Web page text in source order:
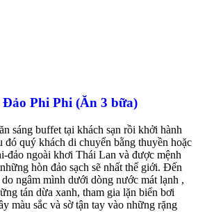
Phi Phi (Ăn 3 bữa)
sáng buffet tại khách sạn rồi khởi hành
đó quý khách di chuyển bằng thuyền hoặc
đảo ngoài khơi Thái Lan và được mệnh
hòn đảo sạch sẽ nhất thế giới. Đến
ngâm mình dưới dòng nước mát lạnh ,
tán dừa xanh, tham gia lặn biển bơi
màu sắc và sờ tận tay vào những rặng